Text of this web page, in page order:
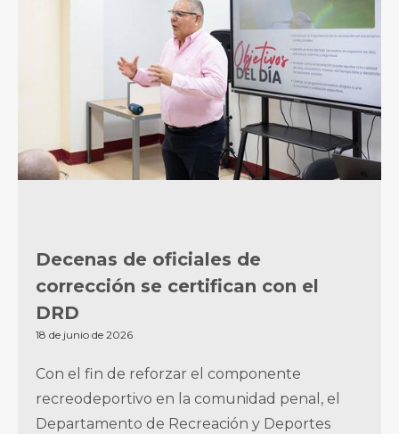
Decenas de oficiales de
corrección se certifican con el
DRD
18 de junio de 2026
Con el fin de reforzar el componente
recreodeportivo en la comunidad penal, el
Departamento de Recreación y Deportes